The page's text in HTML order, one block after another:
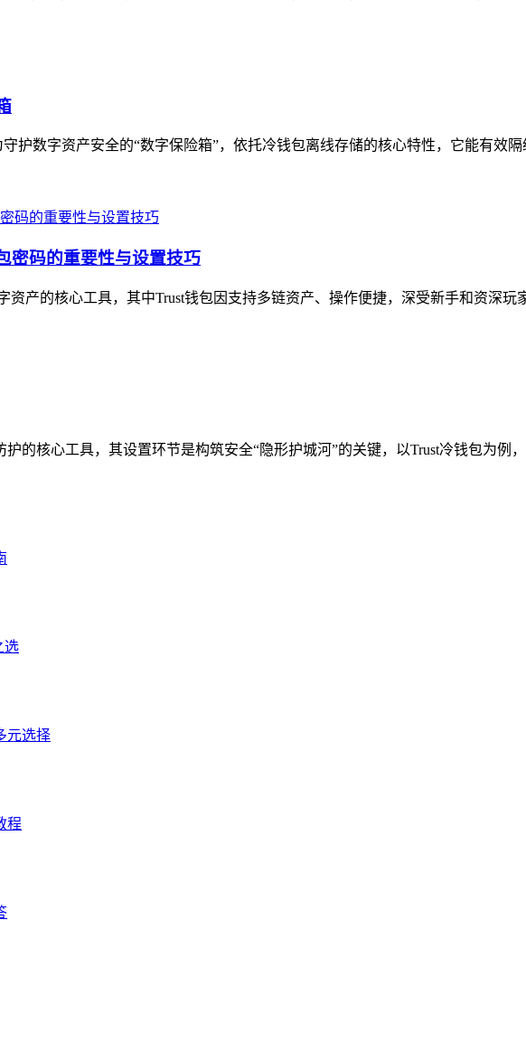
护数字资产安全的“数字保险箱”，依托冷钱包离线存储的核心特性，它能有效
密码的重要性与设置技巧
产的核心工具，其中Trust钱包因支持多链资产、操作便捷，深受新手和资深玩
的核心工具，其设置环节是构筑安全“隐形护城河”的关键，以Trust冷钱包为例